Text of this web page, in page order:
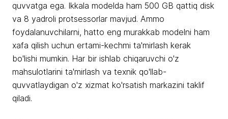
quvvatga ega. Ikkala modelda ham 500 GB qattiq disk
va 8 yadroli protsessorlar mavjud. Ammo
foydalanuvchilarni, hatto eng murakkab modelni ham
xafa qilish uchun ertami-kechmi ta'mirlash kerak
bo'lishi mumkin. Har bir ishlab chiqaruvchi o'z
mahsulotlarini ta'mirlash va texnik qo'llab-
quvvatlaydigan o'z xizmat ko'rsatish markazini taklif
qiladi.